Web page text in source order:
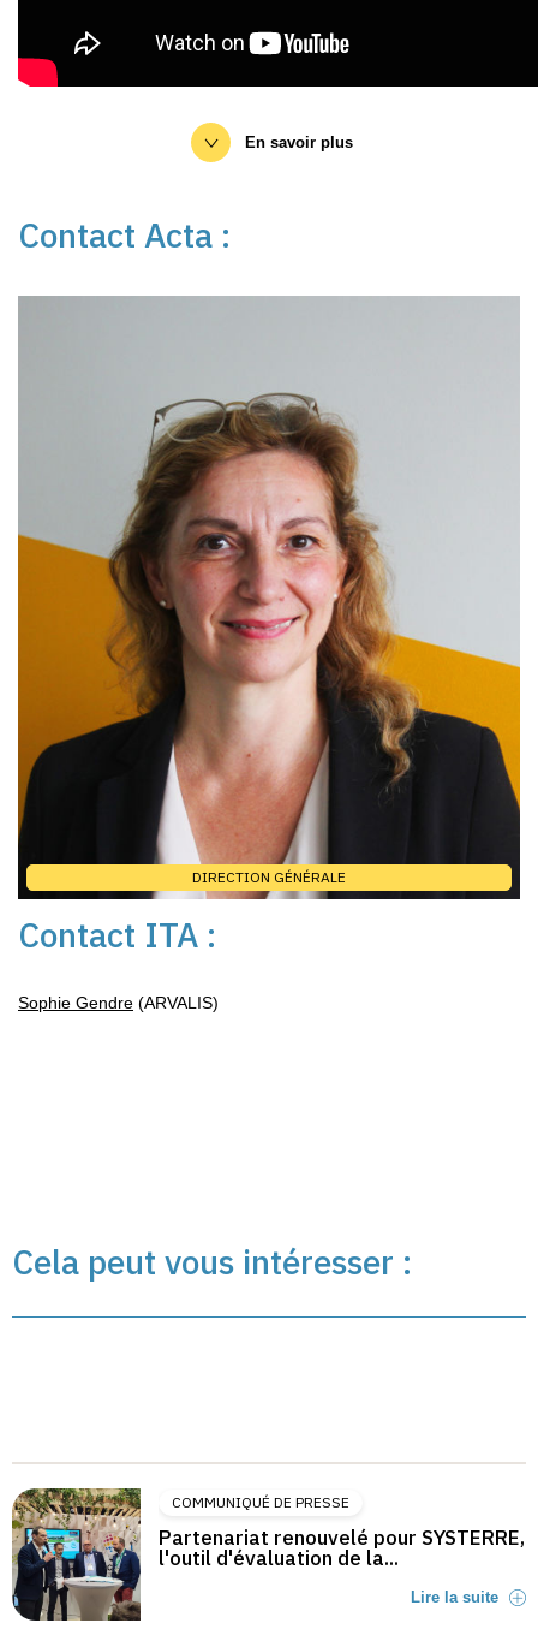
En savoir plus
Assolement : comparer les stratégies en volume d’eau limité ?
des assolements | ARVALIS
Contact Acta :
DIRECTION GÉNÉRALE
Contact ITA :
Sophie Gendre (ARVALIS)
Cela peut vous intéresser :
COMMUNIQUÉ DE PRESSE
Partenariat renouvelé pour SYSTERRE,
l'outil d'évaluation de la...
Lire la suite